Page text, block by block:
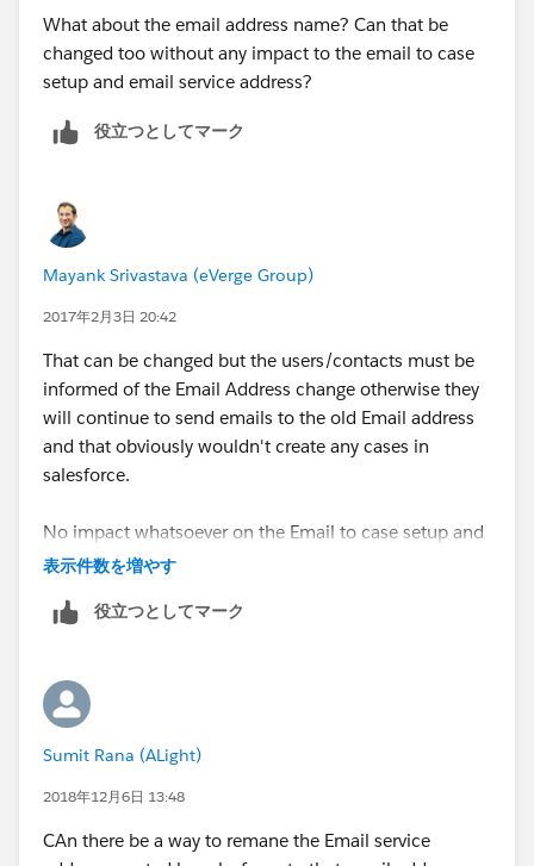
What about the email address name? Can that be
changed too without any impact to the email to case
setup and email service address?
役立つとしてマーク
Mayank Srivastava (eVerge Group)
2017年2月3日 20:42
That can be changed but the users/contacts must be
informed of the Email Address change otherwise they
will continue to send emails to the old Email address
and that obviously wouldn't create any cases in
salesforce.
No impact whatsoever on the Email to case setup and
Email service address though.
表示件数を増やす
役立つとしてマーク
Sumit Rana (ALight)
2018年12月6日 13:48
CAn there be a way to remane the Email service